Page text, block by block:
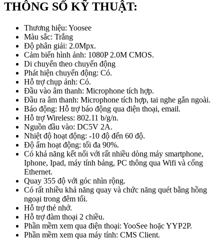
THÔNG SỐ KỸ THUẬT:
Thương hiệu: Yoosee
Màu sắc: Trắng
Độ phân giải: 2.0Mpx.
Cảm biến hình ảnh: 1080P 2.0M CMOS.
Di chuyển theo chuyển động
Phát hiện chuyển động: Có.
Hỗ trợ chụp ảnh: Có.
Đầu vào âm thanh: Microphone tích hợp.
Đầu ra âm thanh: Microphone tích hợp, tai nghe gắn ngoài.
Báo động: Hỗ trợ báo động qua điện thoại, email.
Hỗ trợ Wireless: 802.11 b/g/n.
Nguồn đầu vào: DC5V 2A.
Nhiệt độ hoạt động: -10 độ đến 60 độ.
Độ ẩm hoạt động: tối đa 90%.
Có khả năng kết nối với rất nhiều dòng máy smartphone,
Iphone, Ipad, máy tính bảng, PC thông qua Wifi và cổng
Ethernet.
Quay 355 độ với góc nhìn rộng.
Có rất nhiều khả năng quay và chức năng quét bằng hồng
ngoại trong đêm tối.
Hỗ trợ thẻ nhớ.
Hỗ trợ đàm thoại 2 chiều.
Phần mềm xem qua điện thoại: YooSee hoặc YYP2P.
Phần mềm xem qua máy tính: CMS Client.